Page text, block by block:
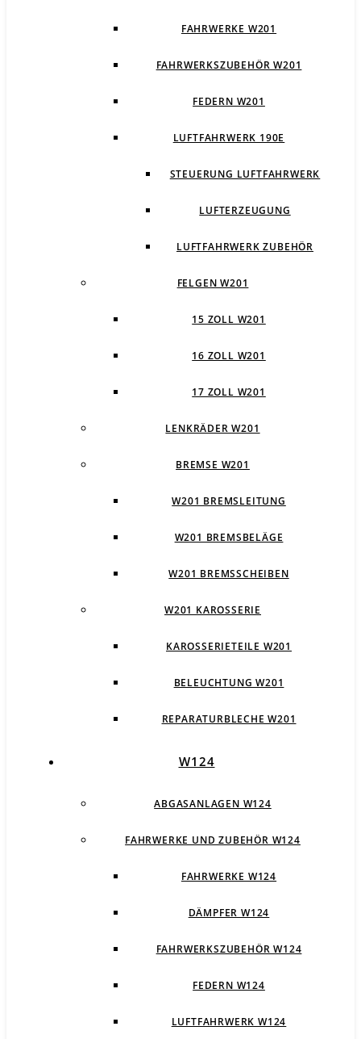
FAHRWERKE W201
FAHRWERKSZUBEHÖR W201
FEDERN W201
LUFTFAHRWERK 190E
STEUERUNG LUFTFAHRWERK
LUFTERZEUGUNG
LUFTFAHRWERK ZUBEHÖR
FELGEN W201
15 ZOLL W201
16 ZOLL W201
17 ZOLL W201
LENKRÄDER W201
BREMSE W201
W201 BREMSLEITUNG
W201 BREMSBELÄGE
W201 BREMSSCHEIBEN
W201 KAROSSERIE
KAROSSERIETEILE W201
BELEUCHTUNG W201
REPARATURBLECHE W201
W124
ABGASANLAGEN W124
FAHRWERKE UND ZUBEHÖR W124
FAHRWERKE W124
DÄMPFER W124
FAHRWERKSZUBEHÖR W124
FEDERN W124
LUFTFAHRWERK W124